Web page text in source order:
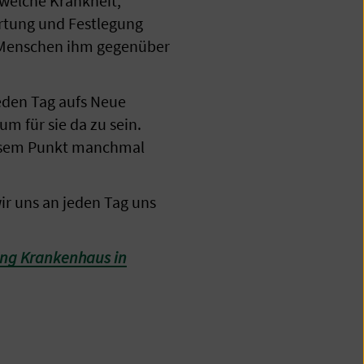
und Festlegung
ihm gegenüber
Tag aufs Neue
für sie da zu sein.
Punkt manchmal
uns an jeden Tag uns
Krankenhaus in